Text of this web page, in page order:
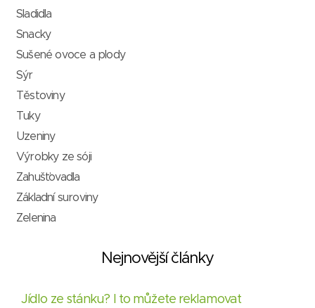
Sladidla
Snacky
Sušené ovoce a plody
Sýr
Těstoviny
Tuky
Uzeniny
Výrobky ze sóji
Zahušťovadla
Základní suroviny
Zelenina
Nejnovější články
Jídlo ze stánku? I to můžete reklamovat